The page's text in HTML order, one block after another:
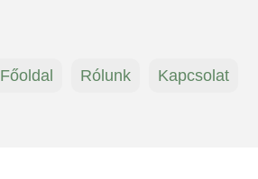
Főoldal Rólunk Kapcsolat